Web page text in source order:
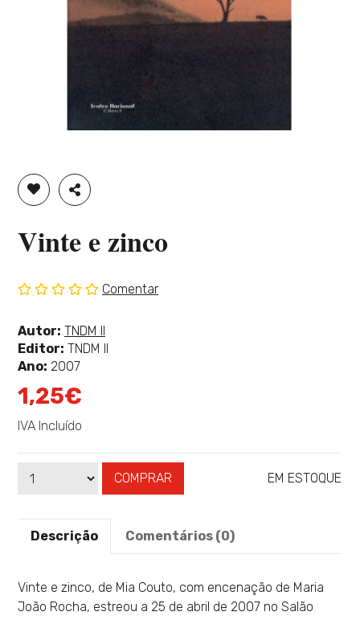
ADICIONAR À LISTA DE DESEJOS
PARTILHAR
Vinte e zinco
classificação
Comentar
Autor: Ver
mais
sobre
TNDM II
Editor: TNDM II
Ano: 2007
1,25€
IVA Incluído
Qtd COMPRAR
Disponibilidade: EM ESTOQUE
Descrição Comentários (0)
Vinte e zinco, de Mia Couto, com encenação de Maria
João Rocha, estreou a 25 de abril de 2007 no Salão